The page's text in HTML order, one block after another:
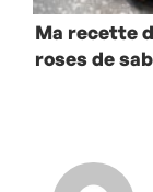
Ma recette
roses de